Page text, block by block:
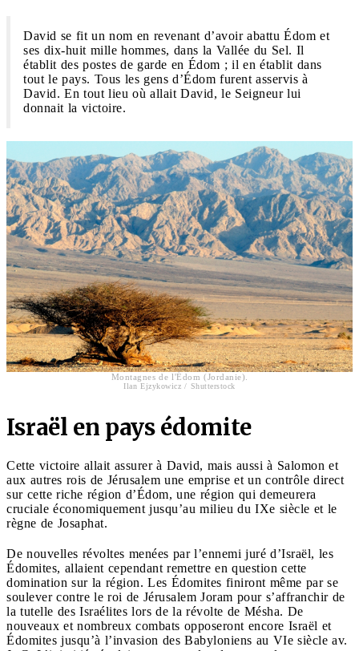
David se fit un nom en revenant d’avoir abattu Édom et
ses dix-huit mille hommes, dans la Vallée du Sel. Il
établit des postes de garde en Édom ; il en établit dans
tout le pays. Tous les gens d’Édom furent asservis à
David. En tout lieu où allait David, le Seigneur lui
donnait la victoire.
Montagnes de l'Édom (Jordanie).
Ilan Ejzykowicz / Shutterstock
Israël en pays édomite
Cette victoire allait assurer à David, mais aussi à Salomon et
aux autres rois de Jérusalem une emprise et un contrôle direct
sur cette riche région d’Édom, une région qui demeurera
cruciale économiquement jusqu’au milieu du IXe siècle et le
règne de Josaphat.
De nouvelles révoltes menées par l’ennemi juré d’Israël, les
Édomites, allaient cependant remettre en question cette
domination sur la région. Les Édomites finiront même par se
soulever contre le roi de Jérusalem Joram pour s’affranchir de
la tutelle des Israélites lors de la révolte de Mésha. De
nouveaux et nombreux combats opposeront encore Israël et
Édomites jusqu’à l’invasion des Babyloniens au VIe siècle av.